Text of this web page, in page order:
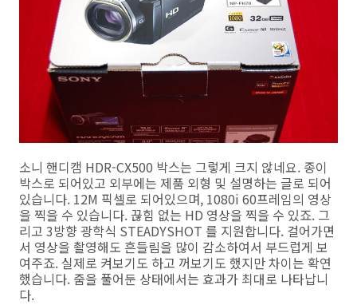
소니 핸디캠 HDR-CX500 박스는 그렇게 크지 않네요. 종이
박스로 되어있고 외부에는 제품 외형 및 설명하는 글로 되어
있습니다. 12M 픽셀로 되어있으며, 1080i 60프레임의 영상
을 찍을 수 있습니다. 끊힘 없는 HD 영상을 찍을 수 있죠. 그
리고 3방향 광학식 STEADYSHOT 를 지원합니다. 걸어가면
서 영상을 촬영해도 흔들림을 많이 감소하여서 부드럽게 보
여주죠. 실제로 켜보기도 하고 꺼보기도 했지만 차이는 확연
했습니다. 줌을 풀어둔 상태에서는 효과가 최대로 나타납니
다.